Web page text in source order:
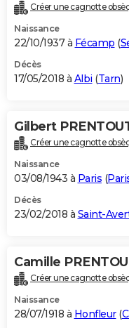
Créer une cagnotte
Naissance
22/10/1937 à Fécamp (
Décès
17/05/2018 à Albi (Tarn)
Gilbert
Créer une cagnotte
Naissance
03/08/1943 à Paris (
Décès
23/02/2018 à Saint-
Camille
Créer une cagnotte
Naissance
28/07/1918 à Honfleur(